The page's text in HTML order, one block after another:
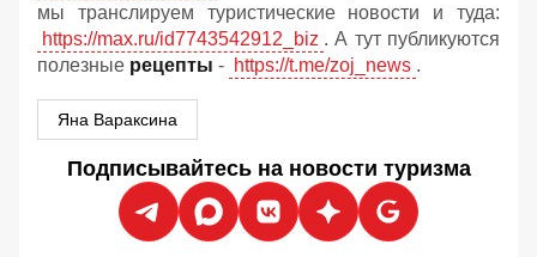
мы транслируем туристические новости и туда:
https://max.ru/id7743542912_biz . А тут публикуются
полезные рецепты - https://t.me/zoj_news .
Яна Вараксина
Подписывайтесь на новости туризма